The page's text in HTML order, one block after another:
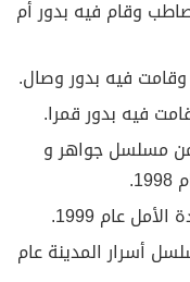
وقام فيه بدور أم
من مسلسل جواهر و
عام 1999.
أسرار المدينة عام